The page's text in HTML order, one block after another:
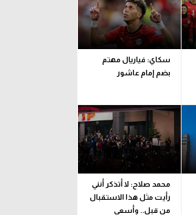
سكاي: فياريال مهتم
بضم إمام عاشور
محمد صلاح: لا أتذكر أنني
رأيت مثل هذا الاستقبال
من قبل.. وأسعى